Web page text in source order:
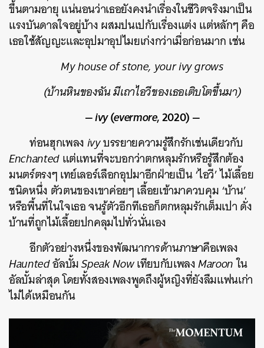
ขึ้นตามอายุ แน่นอนว่าเธอยังคงนำเรื่องในชีวิตจริงมาเป็น
แรงบันดาลใจอยู่บ้าง ผสมปนเปกับเรื่องแต่ง แต่หลักๆ คือ
เธอใช้สัญญะและอุปมาอุปไมยเก่งกว่าเมื่อก่อนมาก เช่น
My house of stone, your ivy grows
(บ้านหินของฉัน มีเถาไอวีของเธอเติบโตขึ้นมา)
—ivy(evermore, 2020) —
ท่อนฮุกเพลงivyบรรยายความรู้สึกรักเช่นเดียวกับ
Enchantedแต่แทนที่จะบอกว่าตกหลุมรักหรือรู้สึกต้อง
มนตร์ตรงๆ เทย์เลอร์เลือกอุปมาอีกฝ่ายเป็น ‘ไอวี’ ไม้เลื้อย
ชนิดหนึ่ง ตัวตนของเขาค่อยๆ เลื้อยเข้ามาควบคุม ‘บ้าน’
หรือพื้นที่ในใจเธอ จนรู้ตัวอีกทีเธอก็ตกหลุมรักเต็มเปา ดั่ง
บ้านที่ถูกไม้เลื้อยปกคลุมไปทั่วนั่นเอง
อีกตัวอย่างหนึ่งของพัฒนาการด้านภาษาคือเพลง
Hauntedอัลบั้มSpeak NowเทียบกับเพลงMaroonใน
อัลบั้มล่าสุด โดยทั้งสองเพลงพูดถึงผู้หญิงที่ยังลืมแฟนเก่า
ไม่ได้เหมือนกัน